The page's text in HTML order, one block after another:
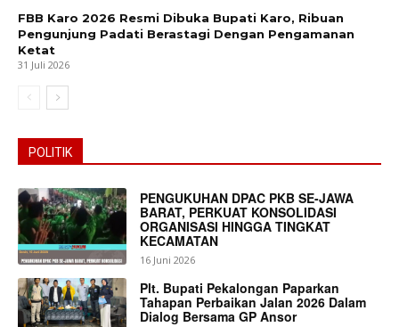
FBB Karo 2026 Resmi Dibuka Bupati Karo, Ribuan
Pengunjung Padati Berastagi Dengan Pengamanan
Ketat
31 Juli 2026
POLITIK
PENGUKUHAN DPAC PKB SE-JAWA
BARAT, PERKUAT KONSOLIDASI
ORGANISASI HINGGA TINGKAT
KECAMATAN
16 Juni 2026
Plt. Bupati Pekalongan Paparkan
Tahapan Perbaikan Jalan 2026 Dalam
Dialog Bersama GP Ansor